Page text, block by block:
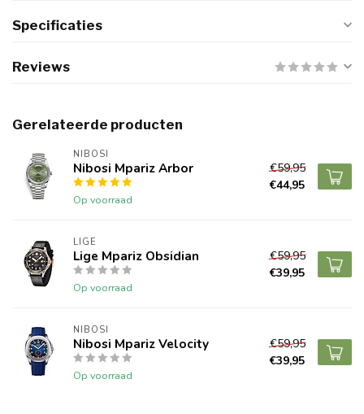
Specificaties
Reviews
Gerelateerde producten
NIBOSI
Nibosi Mpariz Arbor
Op voorraad
€59,95
€44,95
LIGE
Lige Mpariz Obsidian
Op voorraad
€59,95
€39,95
NIBOSI
Nibosi Mpariz Velocity
Op voorraad
€59,95
€39,95